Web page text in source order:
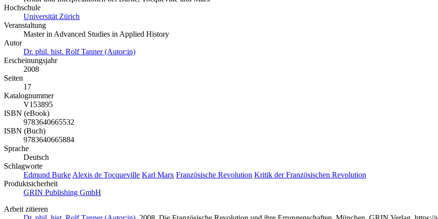
Hochschule
Universität Zürich
Veranstaltung
Master in Advanced Studies in Applied History
Autor
Dr. phil. hist. Rolf Tanner (Autor:in)
Erscheinungsjahr
2008
Seiten
17
Katalognummer
V153895
ISBN (eBook)
9783640665532
ISBN (Buch)
9783640665884
Sprache
Deutsch
Schlagworte
Edmund Burke Alexis de Tocqueville Karl Marx Französische Revolution Kritik der Französischen Revolution
Produktsicherheit
GRIN Publishing GmbH
Arbeit zitieren